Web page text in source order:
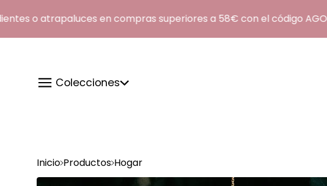
o atrapaluces en compras superiores a 58€ con el código AGOSTO
Colecciones
Inicio Productos Hogar